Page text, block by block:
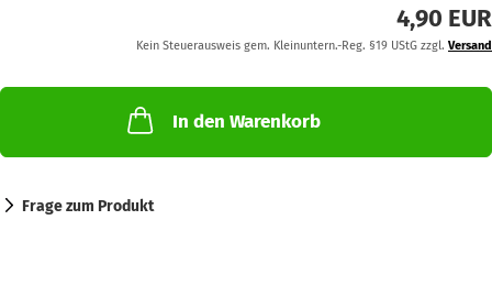
4,90 EUR
Kein Steuerausweis gem. Kleinuntern.-Reg. §19 UStG zzgl. Versand
In den Warenkorb
Frage zum Produkt